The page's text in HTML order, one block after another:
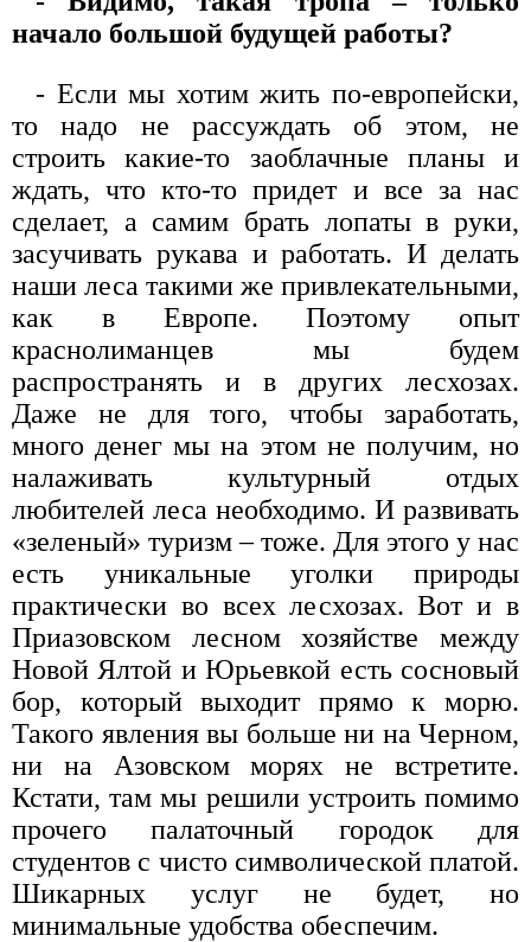
начало большой будущей работы?
- Если мы хотим жить по-европейски,
то надо не рассуждать об этом, не
строить какие-то заоблачные планы и
ждать, что кто-то придет и все за нас
сделает, а самим брать лопаты в руки,
засучивать рукава и работать. И делать
наши леса такими же привлекательными,
как в Европе. Поэтому опыт
краснолиманцев мы будем
распространять и в других лесхозах.
Даже не для того, чтобы заработать,
много денег мы на этом не получим, но
налаживать культурный отдых
любителей леса необходимо. И развивать
«зеленый» туризм – тоже. Для этого у нас
есть уникальные уголки природы
практически во всех лесхозах. Вот и в
Приазовском лесном хозяйстве между
Новой Ялтой и Юрьевкой есть сосновый
бор, который выходит прямо к морю.
Такого явления вы больше ни на Черном,
ни на Азовском морях не встретите.
Кстати, там мы решили устроить помимо
прочего палаточный городок для
студентов с чисто символической платой.
Шикарных услуг не будет, но
минимальные удобства обеспечим.